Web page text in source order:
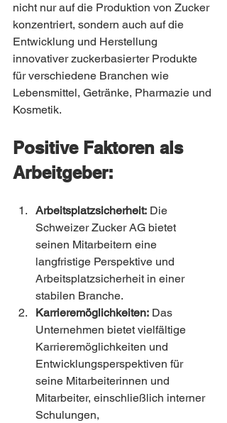
nicht nur auf die Produktion von Zucker
konzentriert, sondern auch auf die
Entwicklung und Herstellung
innovativer zuckerbasierter Produkte
für verschiedene Branchen wie
Lebensmittel, Getränke, Pharmazie und
Kosmetik.
Positive Faktoren als
Arbeitgeber:
Arbeitsplatzsicherheit: Die
Schweizer Zucker AG bietet
seinen Mitarbeitern eine
langfristige Perspektive und
Arbeitsplatzsicherheit in einer
stabilen Branche.
Karrieremöglichkeiten: Das
Unternehmen bietet vielfältige
Karrieremöglichkeiten und
Entwicklungsperspektiven für
seine Mitarbeiterinnen und
Mitarbeiter, einschließlich interner
Schulungen,